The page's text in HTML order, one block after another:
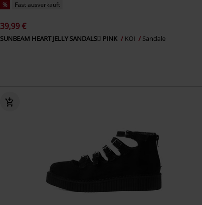
% Fast ausverkauft
39,99 €
SUNBEAM HEART JELLY SANDALS PINK KOI Sandale